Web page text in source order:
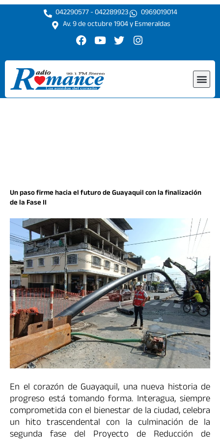
Ir
042290577 - 042289923
0969019014
Av. 9 de octubre 1904 y Esmeraldas
F
c
e
b
o
o
Y
u
t
u
b
e
T
i
r
I
s
r
Un paso firme hacia el futuro de Guayaquil con la finalización
de la Fase II
En el corazón de Guayaquil, una nueva historia de
progreso está tomando forma. Interagua, siempre
comprometida con el bienestar de la ciudad, celebra
un hito trascendental con la culminación de la
segunda fase del Proyecto de Reducción de